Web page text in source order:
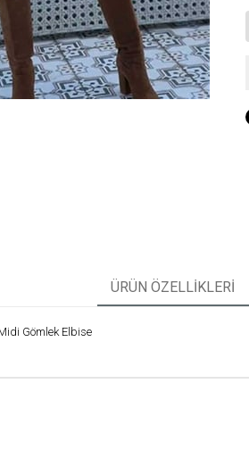
ÜRÜN ÖZELLIKLERI
Gömlek Elbise